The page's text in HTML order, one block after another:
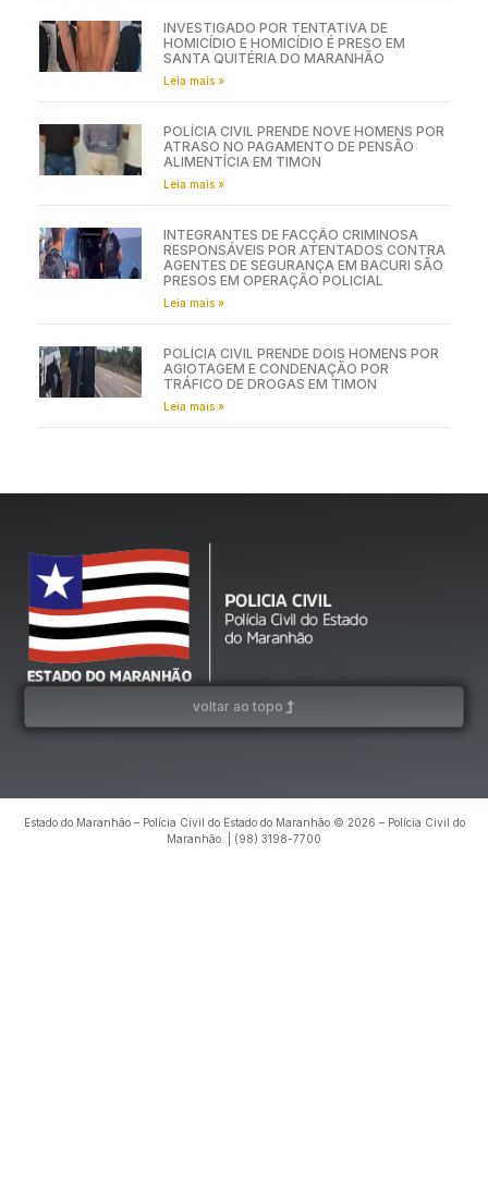
INVESTIGADO POR TENTATIVA DE
HOMICÍDIO E HOMICÍDIO É PRESO EM
SANTA QUITÉRIA DO MARANHÃO
Leia mais »
POLÍCIA CIVIL PRENDE NOVE HOMENS POR
ATRASO NO PAGAMENTO DE PENSÃO
ALIMENTÍCIA EM TIMON
Leia mais »
INTEGRANTES DE FACÇÃO CRIMINOSA
RESPONSÁVEIS POR ATENTADOS CONTRA
AGENTES DE SEGURANÇA EM BACURI SÃO
PRESOS EM OPERAÇÃO POLICIAL
Leia mais »
POLÍCIA CIVIL PRENDE DOIS HOMENS POR
AGIOTAGEM E CONDENAÇÃO POR
TRÁFICO DE DROGAS EM TIMON
Leia mais »
voltar ao topo
Estado do Maranhão – Polícia Civil do Estado do Maranhão © 2026 – Polícia Civil do
Maranhão. | (98) 3198-7700